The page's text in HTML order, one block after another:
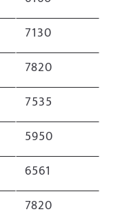
7130
7820
7535
5950
6561
7820